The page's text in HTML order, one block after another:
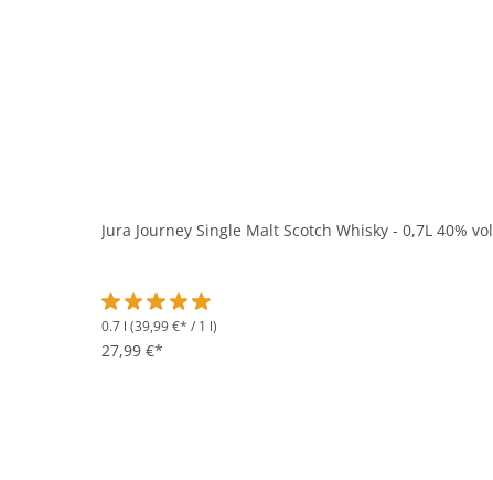
Jura Journey Single Malt Scotch Whisky - 0,7L 40% vol
Durchschnittliche Bewertung von 4.9 von 5 Sternen
0.7 l (39,99 €* / 1 l)
27,99 €*